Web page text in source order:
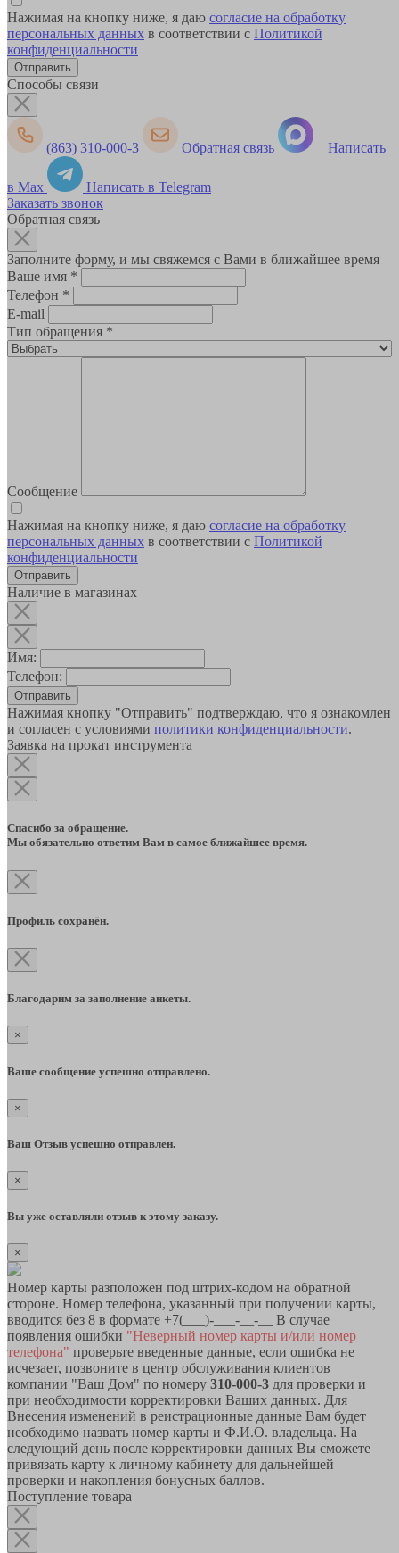
Нажимая на кнопку ниже, я даю согласие на обработку
персональных данных в соответствии с Политикой
конфиденциальности
Способы связи
(863) 310-000-3 Обратная связь Написать
в Max
Написать в Telegram
Заказать звонок
Обратная связь
Заполните форму, и мы свяжемся с Вами в ближайшее время
Ваше имя *
Телефон *
E-mail
Тип обращения *
Сообщение
Нажимая на кнопку ниже, я даю согласие на обработку
персональных данных в соответствии с Политикой
конфиденциальности
Наличие в магазинах
Имя:
Телефон:
Отправить
Нажимая кнопку "Отправить" подтверждаю, что я ознакомлен
и согласен с условиями политики конфиденциальности.
Заявка на прокат инструмента
Спасибо за обращение.
Мы обязательно ответим Вам в самое ближайшее время.
Профиль сохранён.
Благодарим за заполнение анкеты.
×
Ваше сообщение успешно отправлено.
×
Ваш Отзыв успешно отправлен.
×
Вы уже оставляли отзыв к этому заказу.
×
Номер карты разположен под штрих-кодом на обратной
стороне. Номер телефона, указанный при получении карты,
вводится без 8 в формате +7(___)-___-__-__ В случае
появления ошибки "Неверный номер карты и/или номер
телефона" проверьте введенные данные, если ошибка не
исчезает, позвоните в центр обслуживания клиентов
компании "Ваш Дом" по номеру 310-000-3 для проверки и
при необходимости корректировки Ваших данных. Для
Внесения изменений в реистрационные данные Вам будет
необходимо назвать номер карты и Ф.И.О. владельца. На
следующий день после корректировки данных Вы сможете
привязать карту к личному кабинету для дальнейшей
проверки и накопления бонусных баллов.
Поступление товара